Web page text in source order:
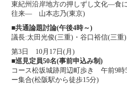
東紀州沿岸地方の押しずし文化―食
往来― 山本志乃(東京)
■共通論題討論(午後4時～)
議長:太田光俊(三重)・谷口裕信(三重
第3日 10月17日(月)
■巡見定員50名(事前申込み制)
コース松坂城跡周辺町歩き 午前9時
ー集合(松阪駅から徒歩15分)